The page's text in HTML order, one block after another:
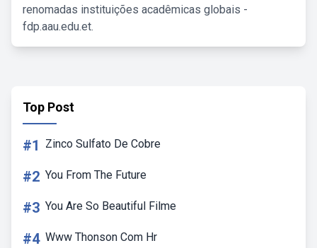
renomadas instituições acadêmicas globais -
fdp.aau.edu.et.
Top Post
#1 Zinco Sulfato De Cobre
#2 You From The Future
#3 You Are So Beautiful Filme
#4 Www Thonson Com Hr